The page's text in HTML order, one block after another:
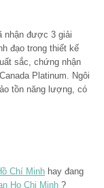
nhận được 3 giải
đạo trong thiết kế
sắc, chứng nhận
Platinum. Ngôi
tồn năng lượng, có
Chí Minh hay đang
Ho Chi Minh ?